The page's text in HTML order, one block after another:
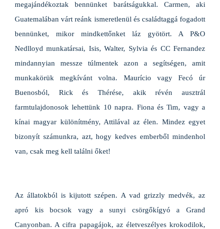
megajándékoztak bennünket barátságukkal. Carmen, aki
Guatemalában várt reánk ismeretlenül és családtaggá fogadott
bennünket, mikor mindkettőnket láz gyötört. A P&O
Nedlloyd munkatársai, Isis, Walter, Sylvia és CC Fernandez
mindannyian messze túlmentek azon a segítségen, amit
munkakörük megkívánt volna. Maurício vagy Fecó úr
Buenosból, Rick és Thérése, akik révén ausztrál
farmtulajdonosok lehettünk 10 napra. Fiona és Tim, vagy a
kínai magyar különítmény, Attilával az élen. Mindez egyet
bizonyít számunkra, azt, hogy kedves emberből mindenhol
van, csak meg kell találni őket!
Az állatokból is kijutott szépen. A vad grizzly medvék, az
apró kis bocsok vagy a sunyi csörgőkígyó a Grand
Canyonban. A cifra papagájok, az életveszélyes krokodilok,